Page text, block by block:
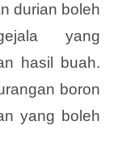
durian boleh
yang
hasil buah.
boron
yang boleh